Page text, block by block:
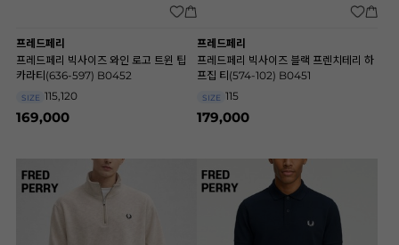
프레드페리
프레드페리 빅사이즈 와인 로고 트윈 팁
카라티(636-597) B0452
SIZE 115,120
169,000
프레드페리
프레드페리 빅사이즈 블랙 프렌치테리 하
프집 티(574-102) B0451
SIZE 115
179,000